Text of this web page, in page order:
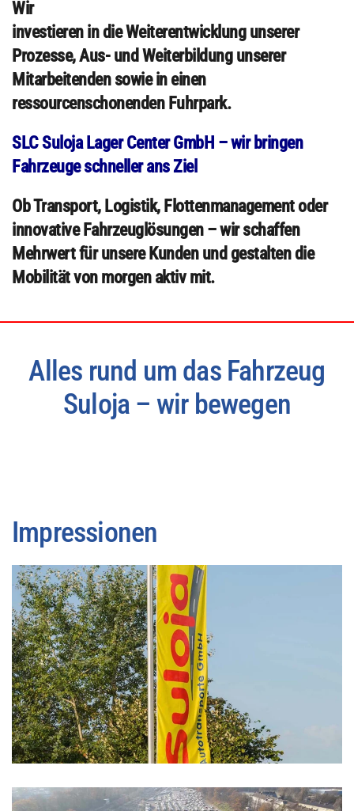
Wir
investieren in die Weiterentwicklung unserer
Prozesse, Aus- und Weiterbildung unserer
Mitarbeitenden sowie in einen
ressourcenschonenden Fuhrpark.
SLC Suloja Lager Center GmbH – wir bringen
Fahrzeuge schneller ans Ziel
Ob Transport, Logistik, Flottenmanagement oder
innovative Fahrzeuglösungen – wir schaffen
Mehrwert für unsere Kunden und gestalten die
Mobilität von morgen aktiv mit.
Alles rund um das Fahrzeug
Suloja – wir bewegen
Impressionen